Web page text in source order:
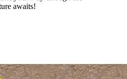
awaits!